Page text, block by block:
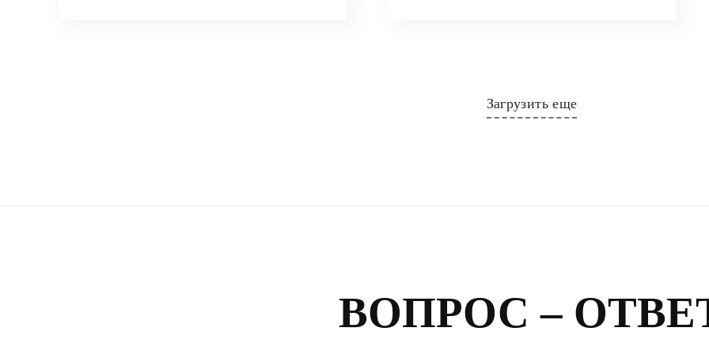
Загрузить еще
ВОПРОС –